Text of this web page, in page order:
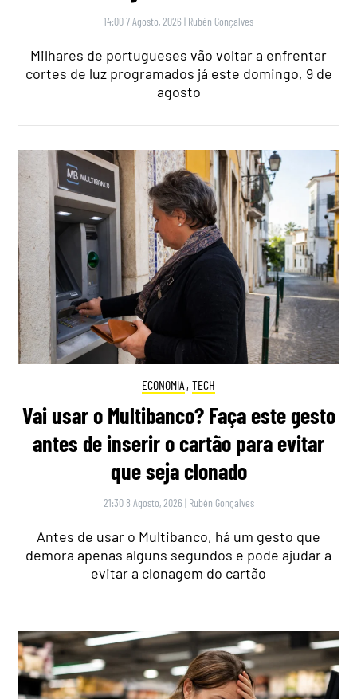
14:00 7 Agosto, 2026 | Rubén Gonçalves
Milhares de portugueses vão voltar a enfrentar
cortes de luz programados já este domingo, 9 de
agosto
ECONOMIA , TECH
Vai usar o Multibanco? Faça este gesto
antes de inserir o cartão para evitar
que seja clonado
21:30 8 Agosto, 2026 | Rubén Gonçalves
Antes de usar o Multibanco, há um gesto que
demora apenas alguns segundos e pode ajudar a
evitar a clonagem do cartão